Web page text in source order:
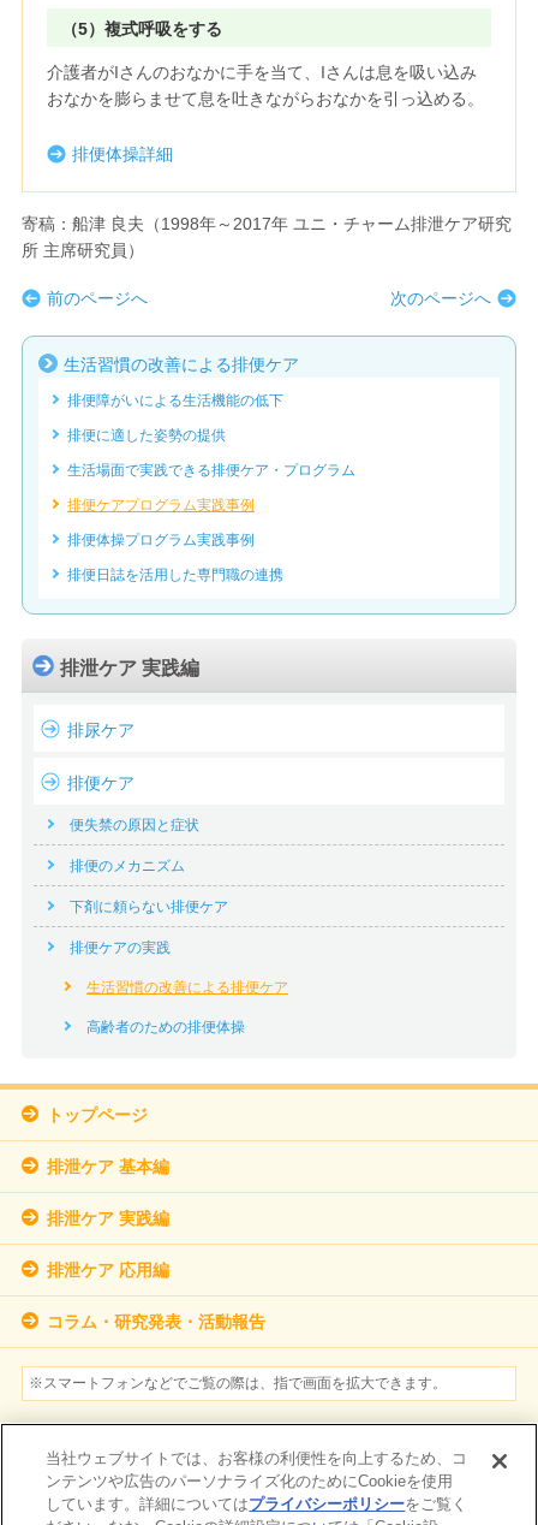
排泄ケア 実践編
排尿ケア
排便ケア
便失禁の原因と症状
排便のメカニズム
下剤に頼らない排便ケア
排便ケアの実践
生活習慣の改善による排便ケア
高齢者のための排便体操
（5）複式呼吸をする
介護者がIさんのおなかに手を当て、Iさんは息を吸い込み
おなかを膨らませて息を吐きながらおなかを引っ込める。
排便体操詳細
寄稿：船津 良夫（1998年～2017年 ユニ・チャーム排泄ケア研究
所 主席研究員）
前のページへ 次のページへ
生活習慣の改善による排便ケア
排便障がいによる生活機能の低下
排便に適した姿勢の提供
生活場面で実践できる排便ケア・プログラム
排便ケアプログラム実践事例
排便体操プログラム実践事例
排便日誌を活用した専門職の連携
トップページ
排泄ケア 基本編
排泄ケア 実践編
排泄ケア 応用編
コラム・研究発表・活動報告
※スマートフォンなどでご覧の際は、指で画面を拡大できます。
参考文献
個人情報保護方針について
サイトマップ
当社ウェブサイトでは、お客様の利便性を向上するため、コ
ンテンツや広告のパーソナライズ化のためにCookieを使用
しています。詳細についてはプライバシーポリシーをご覧く